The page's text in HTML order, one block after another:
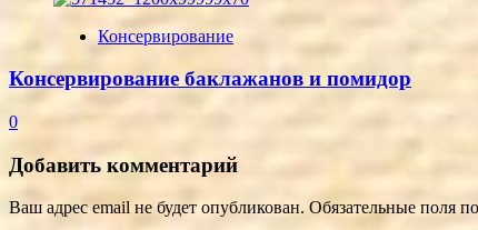
Консервирование
Консервирование баклажанов и помидор
0
Добавить комментарий
Ваш адрес email не будет опубликован. Обязательные поля